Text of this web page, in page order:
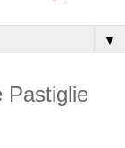
▼
Pastiglie